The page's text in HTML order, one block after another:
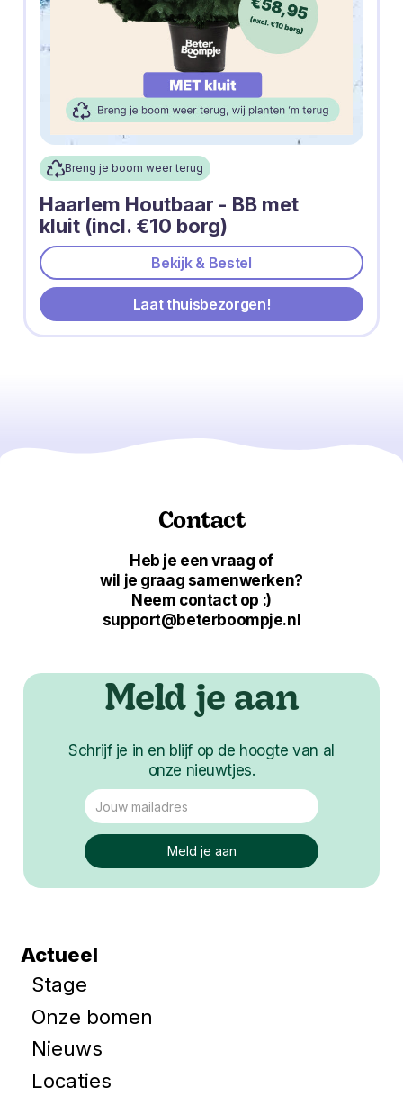
Breng je boom weer terug
Haarlem Houtbaar - BB met
kluit (incl. €10 borg)
Bekijk & Bestel
Laat thuisbezorgen!
Contact
Heb je een vraag of
wil je graag samenwerken?
Neem contact op :)
support@beterboompje.nl
Meld je aan
Schrijf je in en blijf op de hoogte van al
onze nieuwtjes.
Actueel
Stage
Onze bomen
Nieuws
Locaties